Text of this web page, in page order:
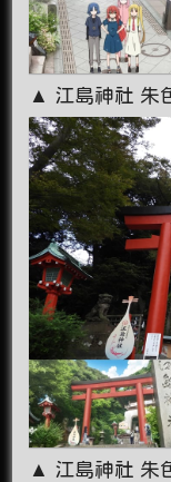
▲ 江島神社 朱
▲ 江島神社 朱